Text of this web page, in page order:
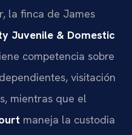
la finca de James
Juvenile & Domestic
competencia sobre
visitación
mientras que el
maneja la custodia